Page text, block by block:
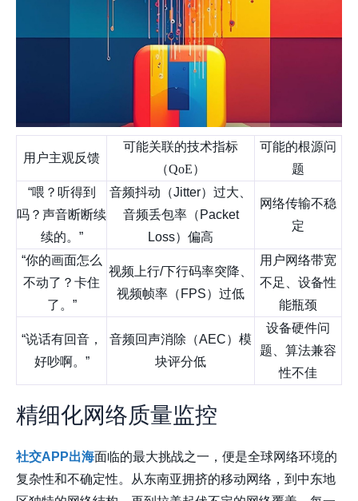
用户主观反馈
可能关联的技术指标
（QoE）
可能的根源问
题
“喂？听得到
吗？声音断断续
续的。”
音频抖动（Jitter）过大、
音频丢包率（Packet
Loss）偏高
网络传输不稳
定
“你的画面怎么
不动了？卡住
了。”
视频上行/下行码率突降、
视频帧率（FPS）过低
用户网络带宽
不足、设备性
能瓶颈
“说话有回音，
好吵啊。”
音频回声消除（AEC）模
块评分低
设备硬件问
题、算法兼容
性不佳
精细化网络质量监控
社交APP出海面临的最大挑战之一，便是全球网络环境的
复杂性和不确定性。从东南亚拥挤的移动网络，到中东地